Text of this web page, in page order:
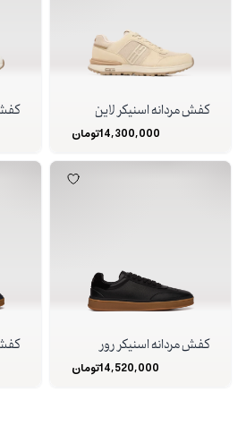
کفش مردانه اسنیکر لاین
14,300,000تومان
کفش مردانه اسنیکر رور
14,520,000تومان